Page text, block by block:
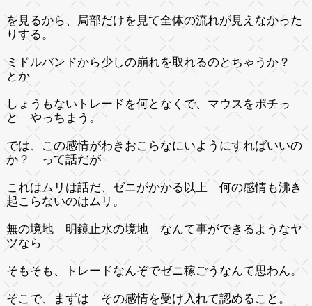
を見るから、局部だけを見て全体の流れが見えなかった
りする。
ミドルバンドから少しの崩れを取れるのとちゃうか？
とか
しょうもないトレードを何となくで、マウスをポチっ
と やっちまう。
では、この感情がわきおこらなにいようにすればいいの
か？ って話だが
これはムリは話だ、ゼニがかかる以上 何の感情も沸き
起こらないのはムリ。
無の境地 明鏡止水の境地 なんて事ができるようなヤ
ツなら
そもそも、トレードなんぞでゼニ稼ごうなんて思わん。
そこで、まずは その感情を受け入れて認めること。